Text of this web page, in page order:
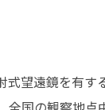
望遠鏡を有